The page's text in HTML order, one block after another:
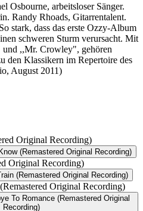
Osbourne, arbeitsloser Sänger.
Randy Rhoads, Gitarrentalent.
stark, dass das erste Ozzy-Album
schweren Sturm verursacht. Mit
,,Mr. Crowley", gehören
den Klassikern im Repertoire des
August 2011)
Original Recording)
(Remastered Original Recording)
Original Recording)
(Remastered Original Recording)
Original Recording)
To Romance (Remastered Original
Recording)